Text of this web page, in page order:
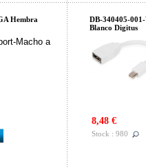
Hembra
Macho a
DB-340405-
Blanco Digitus
8,48 €
Stock : 980